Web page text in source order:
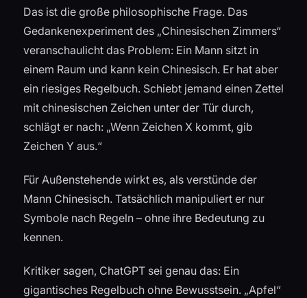
Das ist die große philosophische Frage. Das
Gedankenexperiment des „Chinesischen Zimmers“
veranschaulicht das Problem: Ein Mann sitzt in
einem Raum und kann kein Chinesisch. Er hat aber
ein riesiges Regelbuch. Schiebt jemand einen Zettel
mit chinesischen Zeichen unter der Tür durch,
schlägt er nach: „Wenn Zeichen X kommt, gib
Zeichen Y aus.“
Für Außenstehende wirkt es, als verstünde der
Mann Chinesisch. Tatsächlich manipuliert er nur
Symbole nach Regeln – ohne ihre Bedeutung zu
kennen.
Kritiker sagen, ChatGPT sei genau das: Ein
gigantisches Regelbuch ohne Bewusstsein. „Apfel“